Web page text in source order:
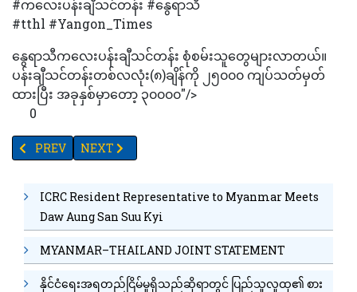
#ကလေးပန်းချီသင်တန်း #နွေရာသီ
#tthl #Yangon_Times
နွေရာသီကလေးပန်းချီသင်တန်း စုံစမ်းသူတွေများလာတယ်။
ပန်းချီသင်တန်းတစ်လလုံး(၈)ချိန်ကို ၂၅၀၀၀ ကျပ်သတ်မှတ်
ထားပြီး အခုနှစ်မှာတော့ ၃၀၀၀၀"/>
0
PREVIOUS ARTICLE: ချေးငွေလိုအပ်သည့်ဈေးသူဈေးသားများ ချေ
PREV NEXT ARTICLE: ပြည်ကြီးတံခွန်မြို့နယ်တွင် မီးလောင်မှုဖြ
NEXT
ICRC Resident Representative to Myanmar Meets
Daw Aung San Suu Kyi
MYANMAR–THAILAND JOINT STATEMENT
နိုင်ငံရေးအရတည်ငြိမ်မှုရှိသည်ဆိုရာတွင် ပြည်သူလူထု၏ စား